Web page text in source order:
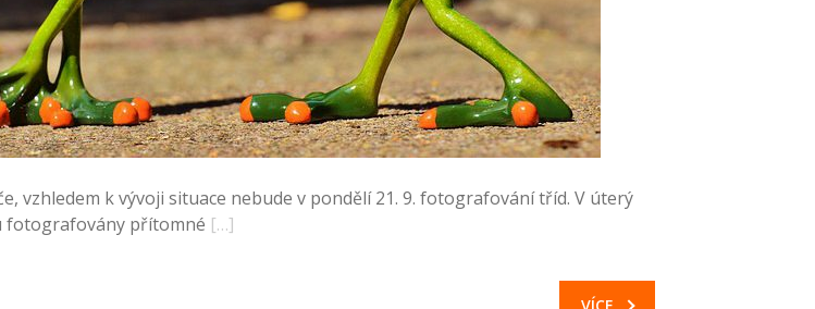
vzhledem k vývoji situace nebude v pondělí 21. 9. fotografování tříd. V úterý
fotografovány přítomné […]